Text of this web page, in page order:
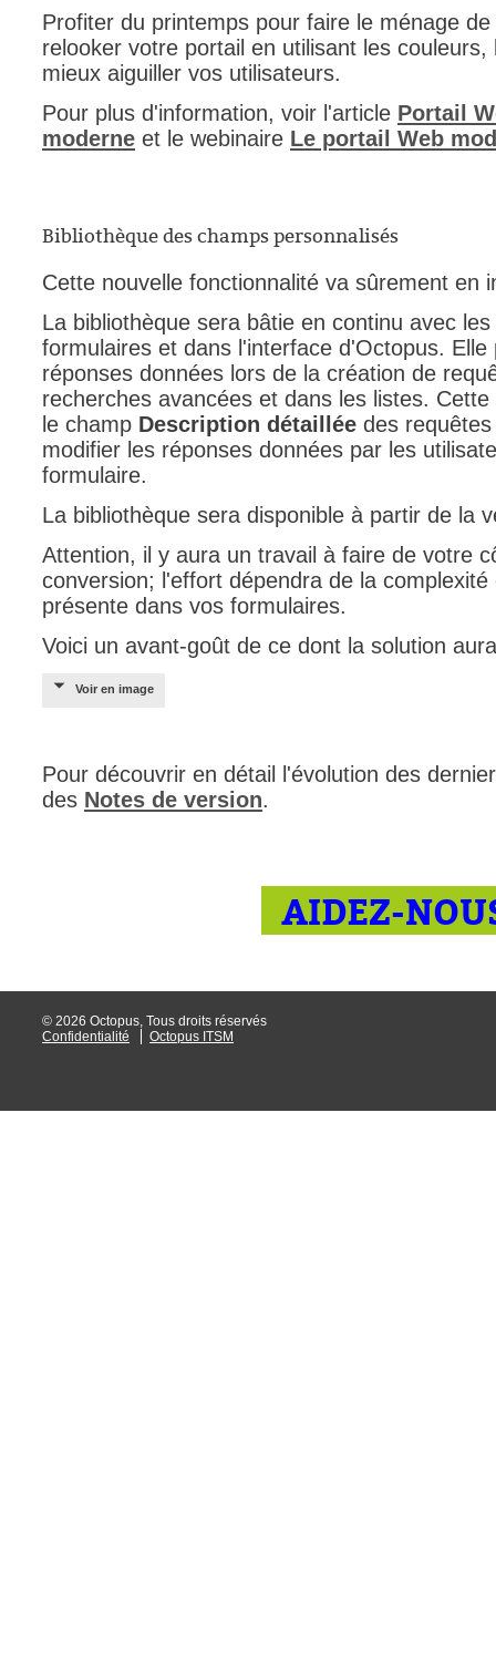
MailIntegration
Mobile Octopus
Notes de
Octopus 5
permissions
Portail Web
Relations
requêtes
Résolution
rôles
sites
SR
suivi par
utilisateur
Utilisation
Webinaires
Profiter du printemps pour faire le ménage
relooker votre portail en utilisant les
mieux aiguiller vos utilisateurs.
Pour plus d'information, voir l'article Portail
moderne et le webinaire Le portail Web
Bibliothèque des champs personnalisés
Cette nouvelle fonctionnalité va sûrement en
La bibliothèque sera bâtie en continu avec
formulaires et dans l'interface d'Octopus.
réponses données lors de la création de
recherches avancées et dans les listes.
le champ Description détaillée des
modifier les réponses données par les
formulaire.
La bibliothèque sera disponible à partir de la
Attention, il y aura un travail à faire de votre
conversion; l'effort dépendra de la
présente dans vos formulaires.
Voici un avant-goût de ce dont la solution
Voir en image
Pour découvrir en détail l'évolution des
des Notes de version.
AIDEZ-
© 2026 Octopus, Tous droits réservés
Confidentialité
Octopus ITSM